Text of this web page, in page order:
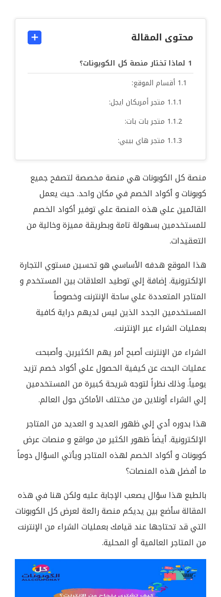
محتوى المقالة
لماذا تختار منصة كل الكوبونات؟
أقسام الموقع:
متجر أمريكان ايجل:
متجر بات بات:
متجر هاي بيبي:
منصة كل الكوبونات هي منصة مخصصة لتصفح جميع
كوبونات و أكواد الخصم في مكان واحد. حيث يعمل
القائمين علي هذه المنصة علي توفير أكواد الخصم
للمستخدمين بسهولة تامة وبطريقة مميزة وخالية من
التعقيدات.
هذا الموقع هدفه الأساسي هو تحسين مستوي التجارة
الإلكترونية. إضافة إلي توطيد العلاقات بين المستخدم و
المتاجر المتعددة علي ساحة الإنترنت وخصوصاً
المستخدمين الجدد الذين ليس لديهم دراية كافية
بعمليات الشراء عبر الإنترنت.
الشراء من الإنترنت أصبح أمر يهم الكثيرين. وأصبحت
عمليات البحث عن كيفية الحصول علي أكواد خصم تزيد
يومياً. وذلك نظراً لتوجه شريحة كبيرة من المستخدمين
إلي الشراء أونلاين من مختلف الأماكن حول العالم.
هذا بدوره أدي إلي ظهور العديد و العديد من المتاجر
الإلكترونية. أيضاً ظهور الكثير من مواقع و منصات عرض
كوبونات و أكواد الخصم لهذه المتاجر ويأتي السؤال دوماً
ما أفضل هذه المنصات؟
بالطبع هذا سؤال يصعب الإجابة عليه ولكن هنا في هذه
المقالة سأضع بين يديكم منصة رائعة لعرض كل الكوبونات
التي قد تحتاجها عند قيامك بعمليات الشراء من الإنترنت
من المتاجر العالمية أو المحلية.